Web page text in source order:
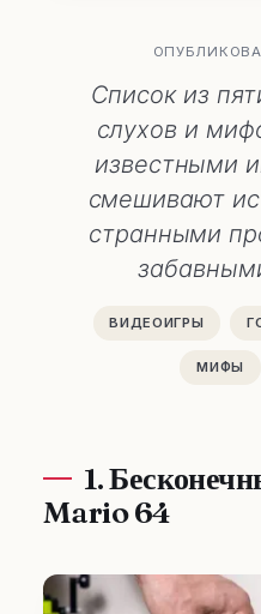
Список из
слухов и
известными
смешивают
странными
ВИДЕОИГРЫ
МИФЫ
1.
Mario 64